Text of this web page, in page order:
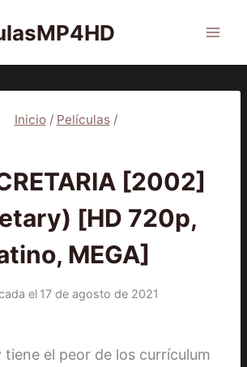
Inicio / Películas /
[2002]
[HD 720p,
MEGA]
el 17 de agosto de 2021
tiene el peor de los currículum